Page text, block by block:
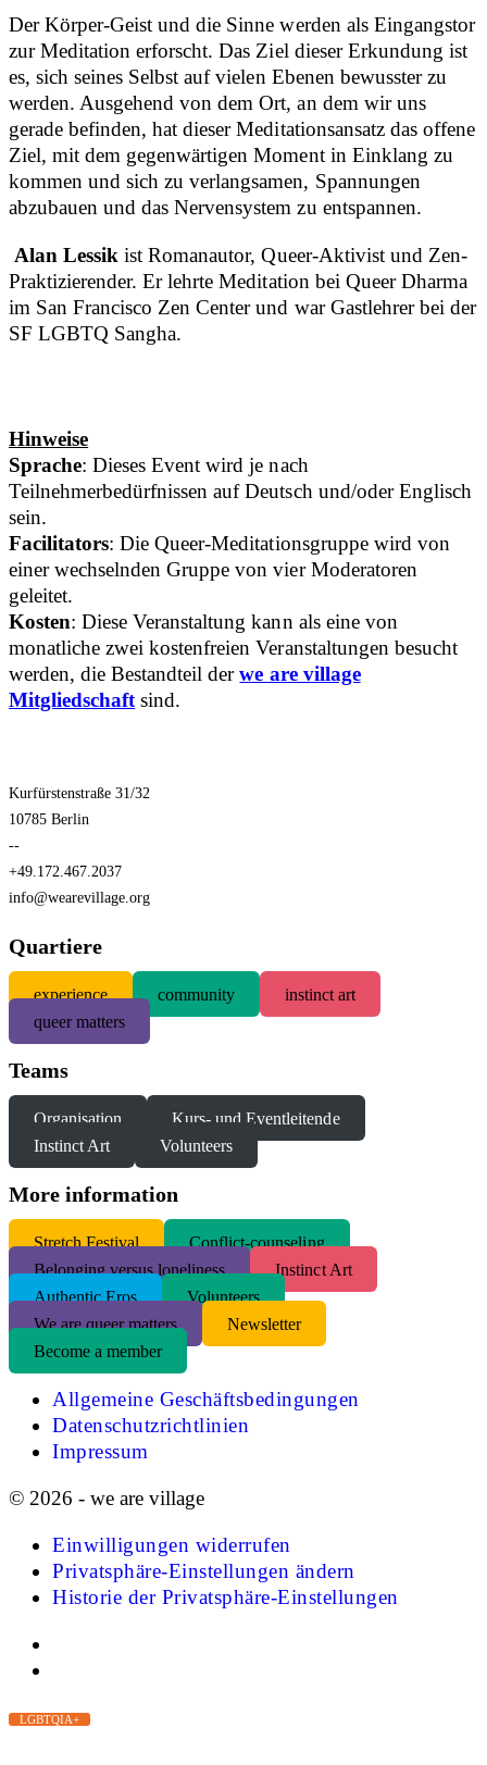
Der Körper-Geist und die Sinne werden als Eingangstor
zur Meditation erforscht. Das Ziel dieser Erkundung ist
es, sich seines Selbst auf vielen Ebenen bewusster zu
werden. Ausgehend von dem Ort, an dem wir uns
gerade befinden, hat dieser Meditationsansatz das offene
Ziel, mit dem gegenwärtigen Moment in Einklang zu
kommen und sich zu verlangsamen, Spannungen
abzubauen und das Nervensystem zu entspannen.
Alan Lessikist Romanautor, Queer-Aktivist und Zen-
Praktizierender. Er lehrte Meditation bei Queer Dharma
im San Francisco Zen Center und war Gastlehrer bei der
SF LGBTQ Sangha.
Hinweise
Sprache: Dieses Event wird je nach
Teilnehmerbedürfnissen auf Deutsch und/oder Englisch
sein.
Facilitators: Die Queer-Meditationsgruppe wird von
einer wechselnden Gruppe von vier Moderatoren
geleitet.
Kosten: Diese Veranstaltung kann als eine von
monatliche zwei kostenfreien Veranstaltungen besucht
werden, die Bestandteil derwe are village
Mitgliedschaft sind.
Kurfürstenstraße 31/32
10785 Berlin
--
+49.172.467.2037
info@wearevillage.org
Quartiere
experience community
instinct art
queer matters
Teams
Organisation
Kurs- und Eventleitende
Instinct Art
Volunteers
More information
Stretch Festival
Conflict-counseling
Belonging versus loneliness
Instinct Art
Authentic Eros
Volunteers
We are queer matters
Newsletter
Become a member
Allgemeine Geschäftsbedingungen
Datenschutzrichtlinien
Impressum
© 2026 - we are village
Einwilligungen widerrufen
Privatsphäre-Einstellungen ändern
Historie der Privatsphäre-Einstellungen
LGBTQIA+